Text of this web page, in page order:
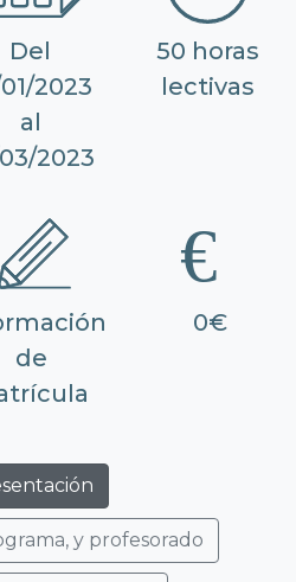
Del
2023
al
2023
50 horas
lectivas
de
0€
y profesorado